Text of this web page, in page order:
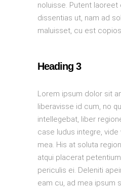
noluisse. Putent laoreet
dissentias ut, nam ad
maluisset, cu est
Heading 3
Lorem ipsum dolor sit
liberavisse id cum, no
intellegebat, liber
case ludus integre,
mea. His at soluta
atqui placerat
periculis ei. Deleniti
eam cu, ad mea ipsum